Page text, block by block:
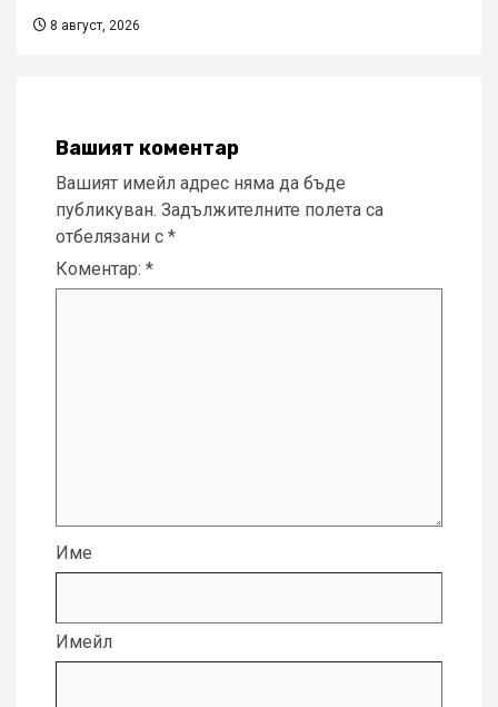
8 август, 2026
Вашият коментар
Вашият имейл адрес няма да бъде
публикуван. Задължителните полета са
отбелязани с *
Коментар: *
Име
Имейл